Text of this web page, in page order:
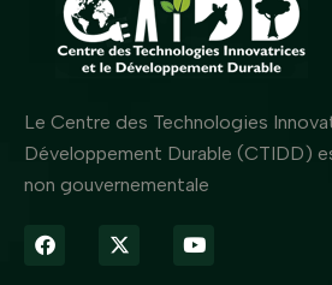
Le Centre des Technologies
Développement Durable (CTIDD)
non gouvernementale